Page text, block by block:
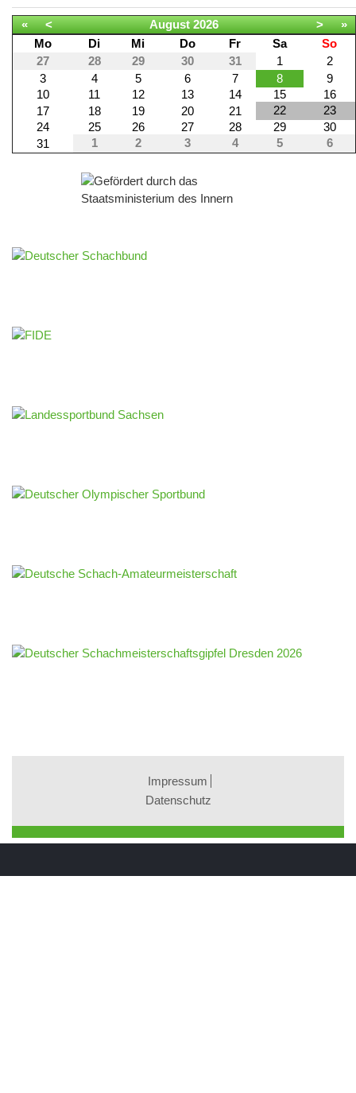
« < August 2026 >
»
Mo
Di Mi Do Fr Sa
So
27
28 29 30 31 1
2
3
4 5 6 7 8
9
10
11 12 13 14 15
16
17
18 19 20 21 22
23
24
25 26 27 28 29
30
31
1 2 3 4 5 6
Impressum
Datenschutz